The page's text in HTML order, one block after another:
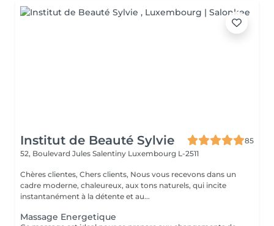
Institut de Beauté Sylvie
85
52, Boulevard Jules Salentiny Luxembourg L-2511
Chères clientes, Chers clients, Nous vous recevons dans un
cadre moderne, chaleureux, aux tons naturels, qui incite
instantanément à la détente et au...
Massage Energetique